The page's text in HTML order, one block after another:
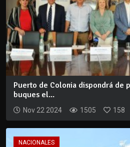
Puerto de Colonia dispondrá de
buques el...
Nov 22 2024 1505 158
NACIONALES